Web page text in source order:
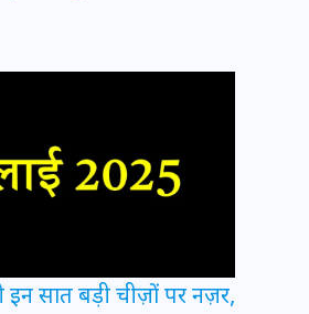
इन सात बड़ी चीज़ों पर नज़र,